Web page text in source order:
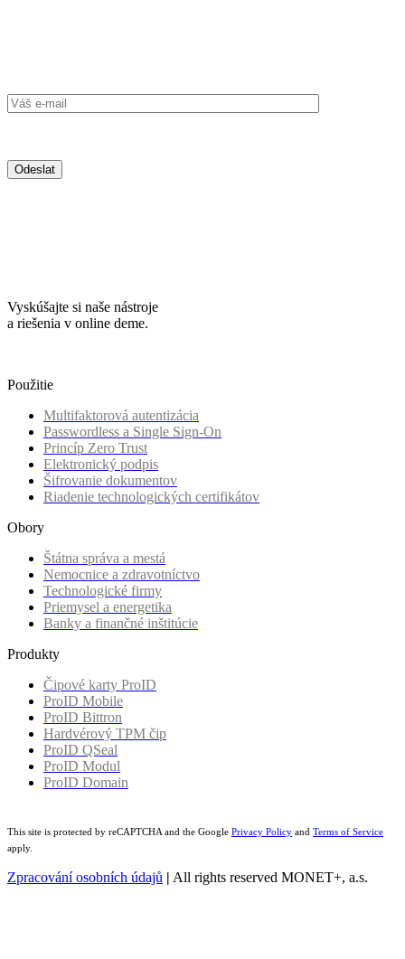
Vyskúšajte si naše nástroje
a riešenia v online deme.
Použitie
Multifaktorová autentizácia
Passwordless a Single Sign-On
Princíp Zero Trust
Elektronický podpis
Šifrovanie dokumentov
Riadenie technologických certifikátov
Obory
Štátna správa a mestá
Nemocnice a zdravotníctvo
Technologické firmy
Priemysel a energetika
Banky a finančné inštitúcie
Produkty
Čipové karty ProID
ProID Mobile
ProID Bittron
Hardvérový TPM čip
ProID QSeal
ProID Modul
ProID Domain
This site is protected by reCAPTCHA and the Google Privacy Policy and Terms of Service
apply.
Zpracování osobních údajů | All rights reserved MONET+, a.s.